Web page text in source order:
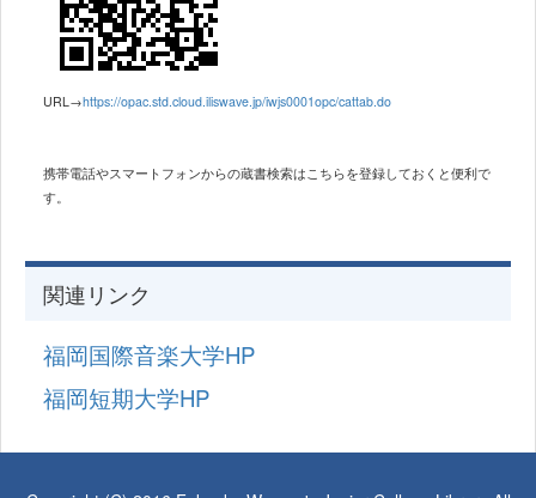
URL→https://opac.std.cloud.iliswave.jp/iwjs0001opc/cattab.do
携帯電話やスマートフォンからの蔵書検索はこちらを登録しておくと便利で
す。
関連リンク
福岡国際音楽大学HP
福岡短期大学HP